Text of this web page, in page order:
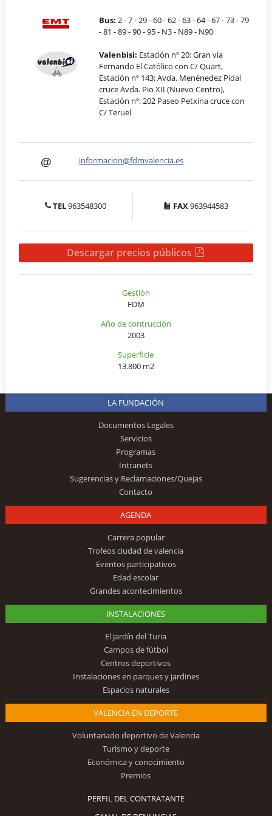
Bus: 2 - 7 - 29 - 60 - 62 - 63 - 64 - 67 - 73 - 79
- 81 - 89 - 90 - 95 - N3 - N89 - N90
Valenbisi: Estación nº 20: Gran vía
Fernando El Católico con C/ Quart,
Estación nº 143: Avda. Menénedez Pidal
cruce Avda. Pio XII (Nuevo Centro),
Estación nº: 202 Paseo Petxina cruce con
C/ Teruel
informacion@fdmvalencia.es
TEL963548300 FAX963944583
Descargar precios públicos
Gestión
FDM
Año de contrucción
2003
Superficie
13.800 m2
LA FUNDACIÓN
Documentos Legales
Servicios
Programas
Intranets
Sugerencias y Reclamaciones/Quejas
Contacto
AGENDA
Carrera popular
Trofeos ciudad de valencia
Eventos participativos
Edad escolar
Grandes acontecimientos
INSTALACIONES
El Jardín del Turia
Campos de fútbol
Centros deportivos
Instalaciones en parques y jardines
Espacios naturales
VALENCIA EN DEPORTE
Voluntariado deportivo de Valencia
Turismo y deporte
Económica y conocimiento
Premios
PERFIL DEL CONTRATANTE